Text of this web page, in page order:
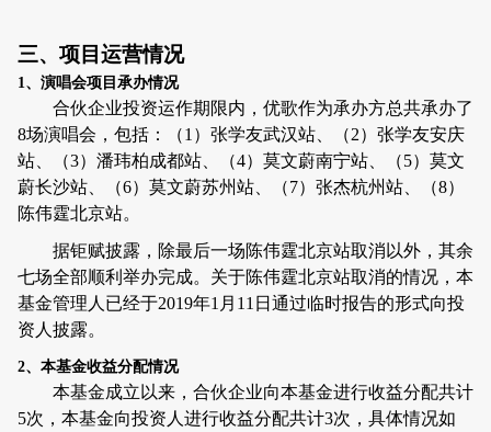
三、项目运营情况
1、演唱会项目承办情况
合伙企业投资运作期限内，优歌作为承办方总共承办了
8场演唱会，包括：（1 ）张学友武汉站、（2）张学友安庆
站、（3）潘玮柏成都站、（4）莫文蔚南宁站、（5）莫文
蔚长沙站、（6）莫文蔚苏州站、（7）张杰杭州站、（8）
陈伟霆北京站。
据钜赋披露，除最后一场陈伟霆北京站取消以外，其余
七场全部顺利举办完成。关于陈伟霆北京站取消的情况，本
基金管理人已经于2019年1 月 11 日通过临时报告的形式向投
资人披露。
2、本基金收益分配情况
本基金成立以来，合伙企业向本基金进行收益分配共计
5次，本基金向投资人进行收益分配共计3次，具体情况如